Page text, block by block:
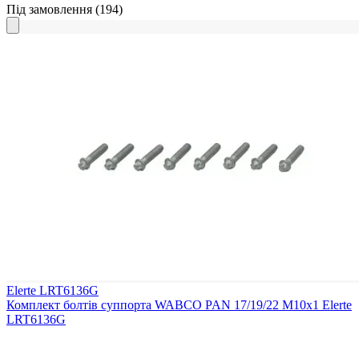
Під замовлення (194)
Elerte LRT6136G
Комплект болтів суппорта WABCO PAN 17/19/22 M10x1 Elerte
LRT6136G